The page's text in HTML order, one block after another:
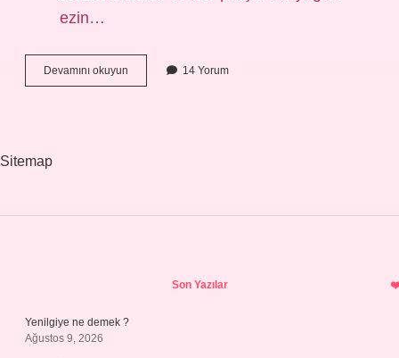
ezin…
Devamını okuyun Bebeğin
Ilk
14 Yorum
Sitemap
Son Yazılar
Yenilgiye ne demek ?
Ağustos 9, 2026